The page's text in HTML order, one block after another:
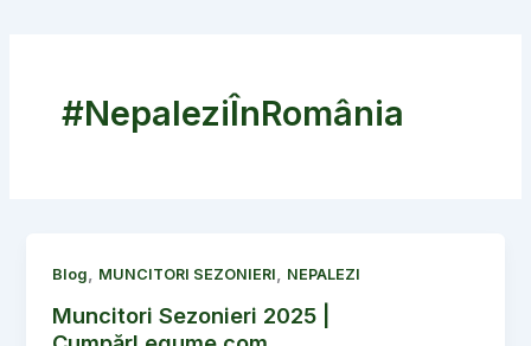
#NepaleziÎnRomânia
Blog, MUNCITORI SEZONIERI, NEPALEZI
Muncitori Sezonieri 2025 |